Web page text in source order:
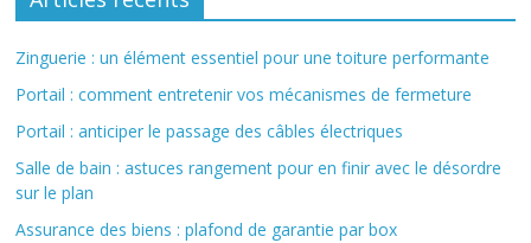
Zinguerie : un élément essentiel pour une toiture performante
Portail : comment entretenir vos mécanismes de fermeture
Portail : anticiper le passage des câbles électriques
Salle de bain : astuces rangement pour en finir avec le désordre
sur le plan
Assurance des biens : plafond de garantie par box